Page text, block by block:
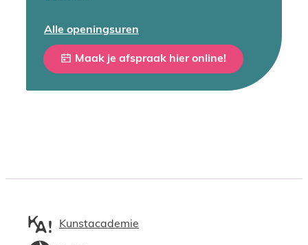
Maak je afspraak hier online!
Alle openingsuren
Kunstacademie